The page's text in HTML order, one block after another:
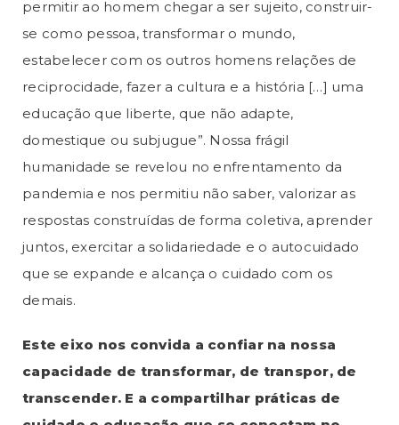
permitir ao homem chegar a ser sujeito, construir-
se como pessoa, transformar o mundo,
estabelecer com os outros homens relações de
reciprocidade, fazer a cultura e a história […] uma
educação que liberte, que não adapte,
domestique ou subjugue”. Nossa frágil
humanidade se revelou no enfrentamento da
pandemia e nos permitiu não saber, valorizar as
respostas construídas de forma coletiva, aprender
juntos, exercitar a solidariedade e o autocuidado
que se expande e alcança o cuidado com os
demais.
Este eixo nos convida a confiar na nossa
capacidade de transformar, de transpor, de
transcender. E a compartilhar práticas de